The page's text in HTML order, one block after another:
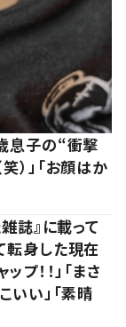
息子の“衝撃
」「お顔はか
誌』に載って
転身した現在
！！」「まさ
いい」「素晴